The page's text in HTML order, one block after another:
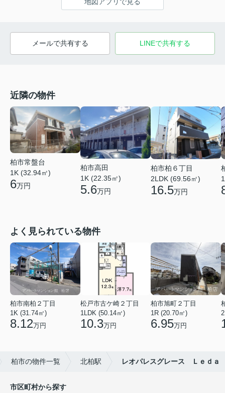
メールで共有する LINEで共有する
近隣の物件
柏市常盤台
1K (32.94㎡)
6万円
柏市高田
1K (22.35㎡)
5.6万円
柏市柏６丁目
2LDK (69.56㎡)
16.5万円
よく見られている物件
柏市南柏２丁目
1K (31.74㎡)
8.12万円
松戸市古ケ崎２丁目
1LDK (50.14㎡)
10.3万円
柏市旭町２丁目
1R (20.70㎡)
6.95万円
柏市の物件一覧 北柏駅 レオパレスグレース Ｌｅｄａ
市区町村から探す